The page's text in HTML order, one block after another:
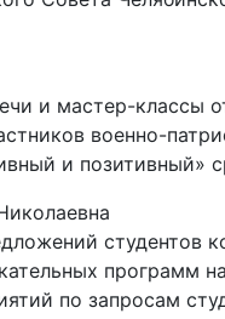
и мастер-классы
военно-
и позитивный»
студентов
программ
по запросам